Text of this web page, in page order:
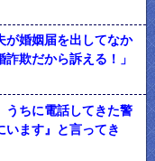
が婚姻届を出してなか
欺だから訴える！」
うちに電話してきた警
います』と言ってき